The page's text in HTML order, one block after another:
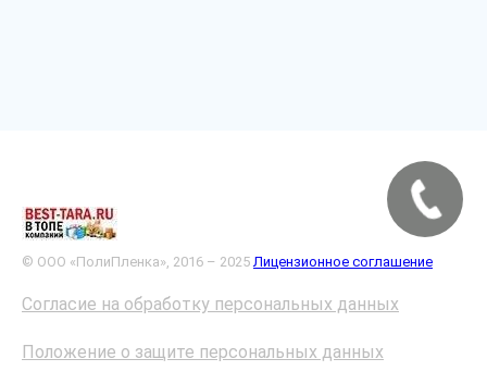
© ООО «ПолиПленка», 2016 – 2025 Лицензионное соглашение
Согласие на обработку персональных данных
Положение о защите персональных данных